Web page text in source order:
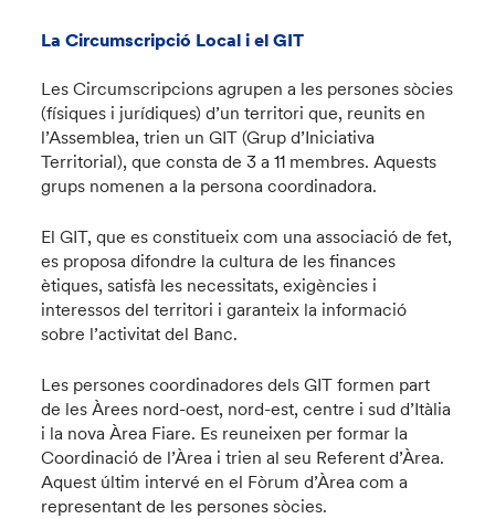
La Circumscripció Local i el GIT
Les Circumscripcions agrupen a les persones sòcies
(físiques i jurídiques) d’un territori que, reunits en
l’Assemblea, trien un GIT (Grup d’Iniciativa
Territorial), que consta de 3 a 11 membres. Aquests
grups nomenen a la persona coordinadora.
El GIT, que es constitueix com una associació de fet,
es proposa difondre la cultura de les finances
ètiques, satisfà les necessitats, exigències i
interessos del territori i garanteix la informació
sobre l’activitat del Banc.
Les persones coordinadores dels GIT formen part
de les Àrees nord-oest, nord-est, centre i sud d’Itàlia
i la nova Àrea Fiare. Es reuneixen per formar la
Coordinació de l’Àrea i trien al seu Referent d’Àrea.
Aquest últim intervé en el Fòrum d’Àrea com a
representant de les persones sòcies.